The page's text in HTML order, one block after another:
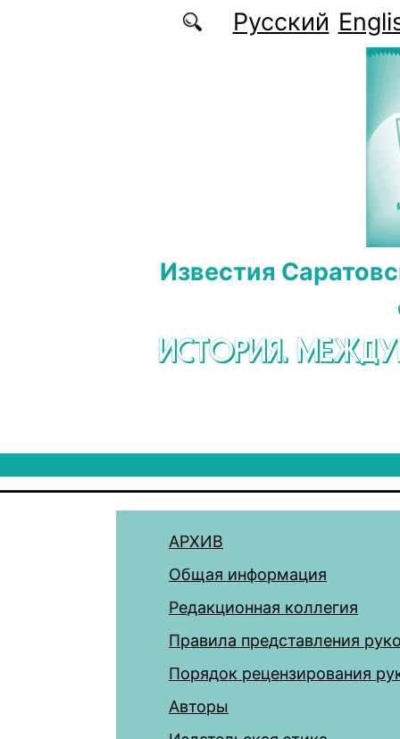
Перейти к основному содержаниюРусский
Известия
ИСТОРИЯ.
АРХИВ
Общая информация
Редакционная коллегия
Правила представления
Порядок рецензирования
Авторы